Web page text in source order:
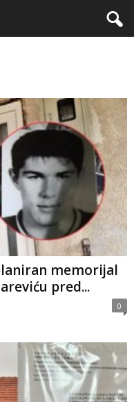
memorijal
pred...
0